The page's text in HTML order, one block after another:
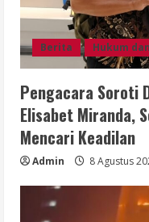
Berita Hukum
Pengacara Soroti
Elisabet Miranda,
Mencari Keadilan
Admin 8 Agustus